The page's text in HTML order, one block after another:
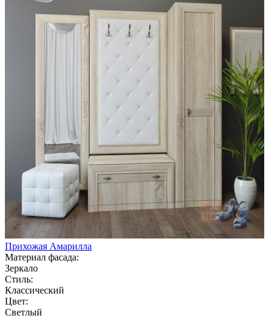
Прихожая Амарилла
Материал фасада:
Зеркало
Стиль:
Классический
Цвет:
Светлый